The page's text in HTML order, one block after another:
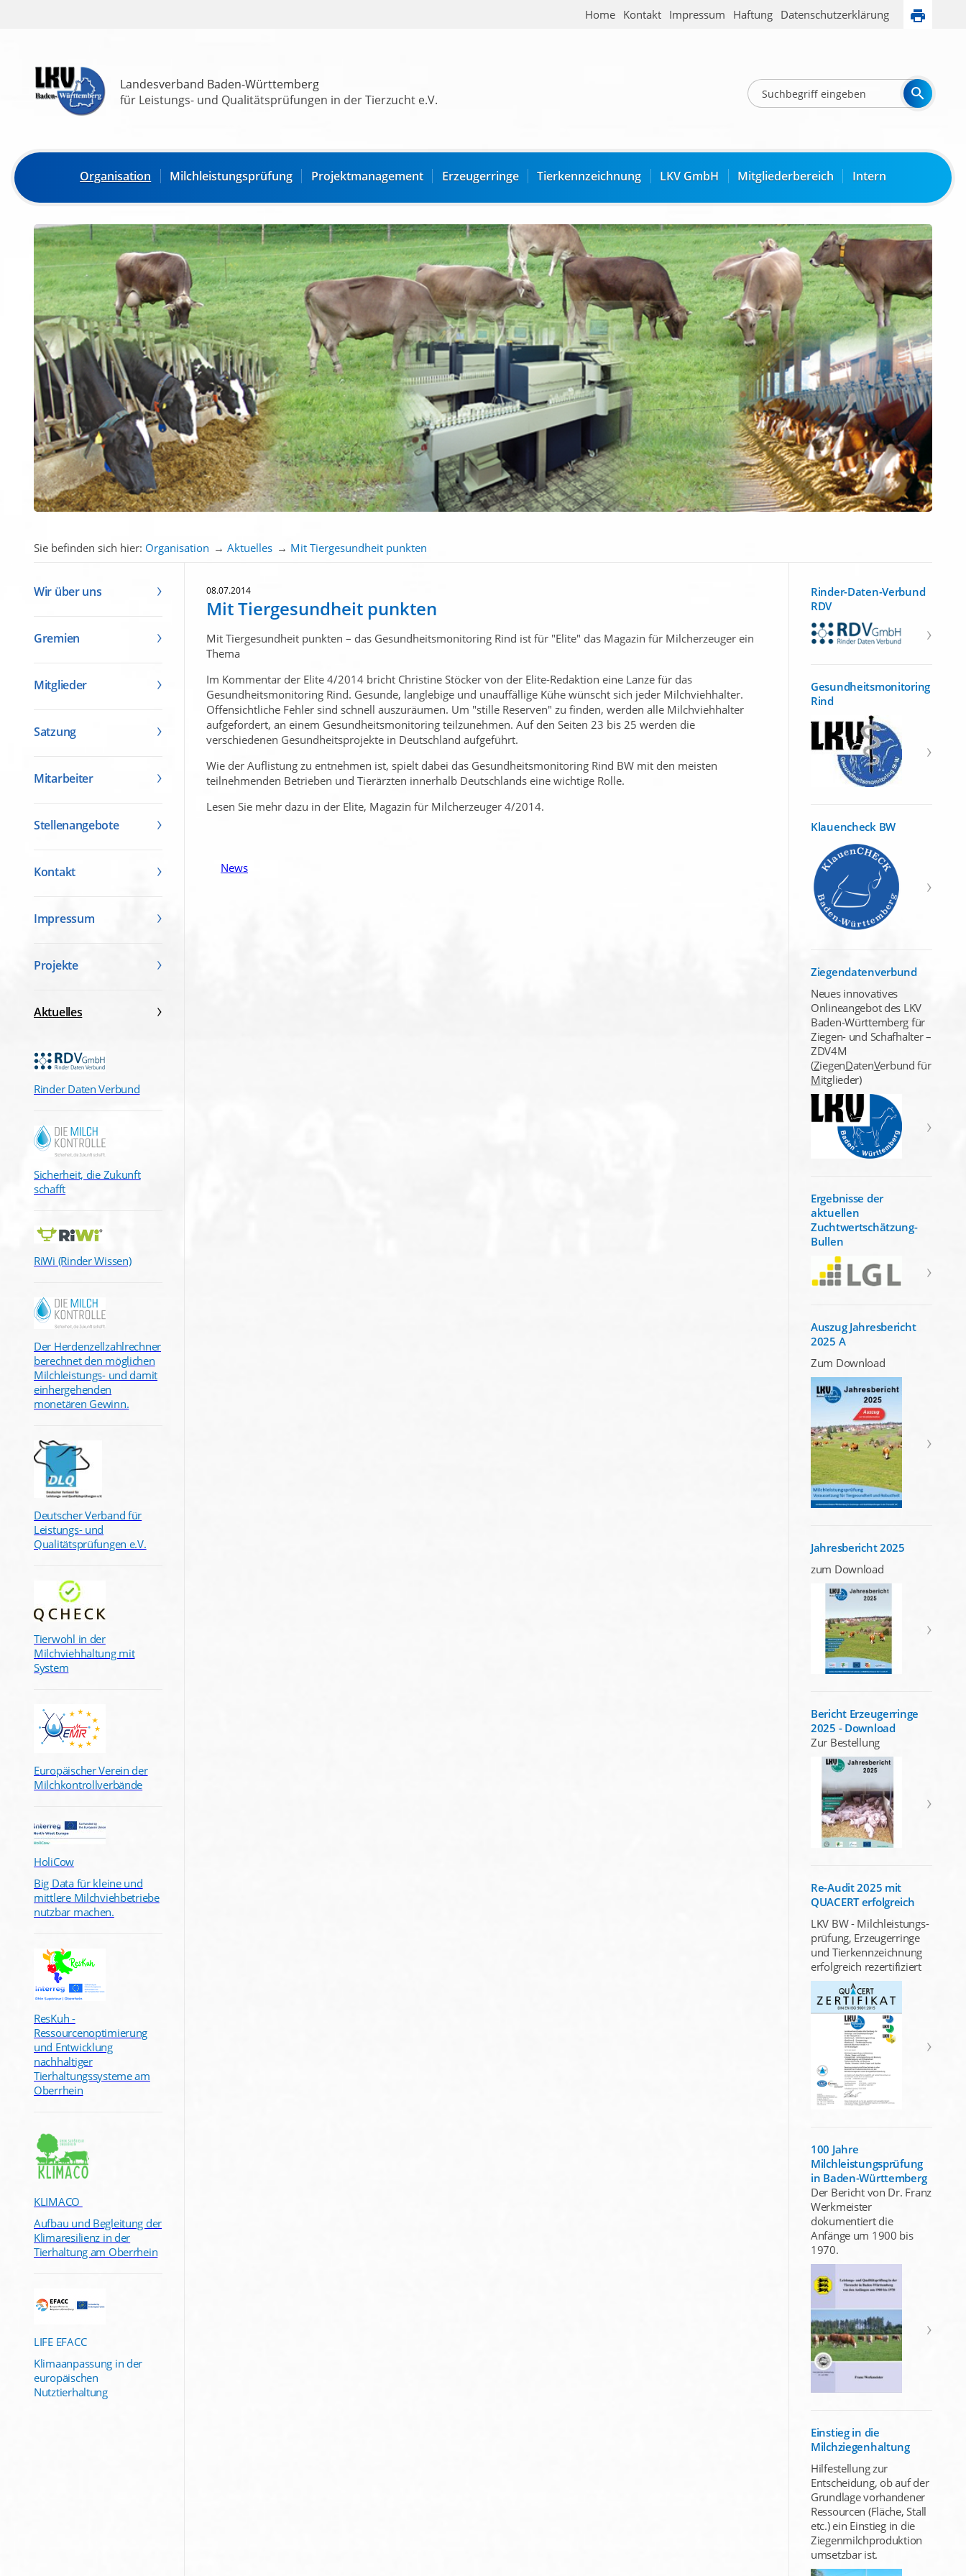
Home Kontakt Impressum Haftung Datenschutzerklärung
Landesverband Baden-Württemberg
für Leistungs- und Qualitätsprüfungen in der Tierzucht e.V.
Organisation Milchleistungsprüfung Projektmanagement Erzeugerringe Tierkennzeichnung LKV GmbH Mitgliederbereich Intern
Sie befinden sich hier: Organisation →Aktuelles → Mit Tiergesundheit punkten
Wir über uns
Gremien
Mitglieder
Satzung
Mitarbeiter
Stellenangebote
Kontakt
Impressum
Projekte
Aktuelles
Rinder Daten Verbund
Sicherheit, die Zukunft
schafft
RiWi (Rinder Wissen)
Der Herdenzellzahlrechner
berechnet den möglichen
Milchleistungs- und damit
einhergehenden
monetären Gewinn.
Deutscher Verband für
Leistungs- und
Qualitätsprüfungen e.V.
Tierwohl in der
Milchviehhaltung mit
System
Europäischer Verein der
Milchkontrollverbände
HoliCow
Big Data für kleine und
mittlere Milchviehbetriebe
nutzbar machen.
ResKuh -
Ressourcenoptimierung
und Entwicklung
nachhaltiger
Tierhaltungssysteme am
Oberrhein
KLIMACO
Aufbau und Begleitung der
Klimaresilienz in der
Tierhaltung am Oberrhein
LIFE EFACC
Klimaanpassung in der
europäischen
Nutztierhaltung
08.07.2014
Mit Tiergesundheit punkten
Mit Tiergesundheit punkten – das Gesundheitsmonitoring Rind ist für Elite das Magazin für Milcherzeuger ein
Thema
Im Kommentar der Elite 4/2014 bricht Christine Stöcker von der Elite-Redaktion eine Lanze für das
Gesundheitsmonitoring Rind. Gesunde, langlebige und unauffällige Kühe wünscht sich jeder Milchviehhalter.
Offensichtliche Fehler sind schnell auszuräumen. Um stille Reserven zu finden, werden alle Milchviehhalter
aufgefordert, an einem Gesundheitsmonitoring teilzunehmen. Auf den Seiten 23 bis 25 werden die
verschiedenen Gesundheitsprojekte in Deutschland aufgeführt.
Wie der Auflistung zu entnehmen ist, spielt dabei das Gesundheitsmonitoring Rind BW mit den meisten
teilnehmenden Betrieben und Tierärzten innerhalb Deutschlands eine wichtige Rolle.
Lesen Sie mehr dazu in der Elite, Magazin für Milcherzeuger 4/2014.
News
Rinder-Daten-Verbund
RDV
Gesundheitsmonitoring
Rind
Klauencheck BW
Ziegendatenverbund
Neues innovatives
Onlineangebot des LKV
Baden-Württemberg für
Ziegen- und Schafhalter –
ZDV4M
(ZiegenDatenVerbund für
Mitglieder)
Ergebnisse der
aktuellen
Zuchtwertschätzung-
Bullen
Auszug Jahresbericht
2025 A
Zum Download
Jahresbericht 2025
zum Download
Bericht Erzeugerringe
2025 - Download
Zur Bestellung
Re-Audit 2025 mit
QUACERT erfolgreich
LKV BW - Milchleistungs-
prüfung, Erzeugerringe
und Tierkennzeichnung
erfolgreich rezertifiziert
100 Jahre
Milchleistungsprüfung
in Baden-Württemberg
Der Bericht von Dr. Franz
Werkmeister
dokumentiert die
Anfänge um 1900 bis
1970.
Einstieg in die
Milchziegenhaltung
Hilfestellung zur
Entscheidung, ob auf der
Grundlage vorhandener
Ressourcen (Fläche, Stall
etc.) ein Einstieg in die
Ziegenmilchproduktion
umsetzbar ist.